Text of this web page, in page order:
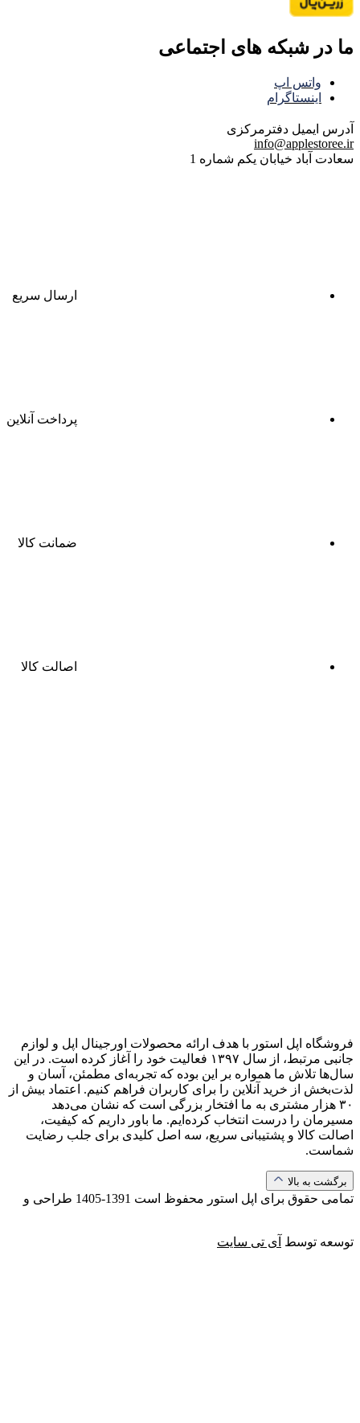
ما در شبکه های اجتماعی
واتس اپ
اینستاگرام
آدرس ایمیل دفترمرکزی
info@applestoree.ir
سعادت آباد خیابان یکم شماره 1
ارسال سریع
پرداخت آنلاین
ضمانت کالا
اصالت کالا
فروشگاه اپل استور با هدف ارائه‌ محصولات اورجینال اپل و لوازم
جانبی مرتبط، از سال ۱۳۹۷ فعالیت خود را آغاز کرده است. در این
سال‌ها تلاش ما همواره بر این بوده که تجربه‌ای مطمئن، آسان و
لذت‌بخش از خرید آنلاین را برای کاربران فراهم کنیم. اعتماد بیش از
۳۰ هزار مشتری به ما افتخار بزرگی است که نشان می‌دهد
مسیرمان را درست انتخاب کرده‌ایم. ما باور داریم که کیفیت،
اصالت کالا و پشتیبانی سریع، سه اصل کلیدی برای جلب رضایت
شماست.
برگشت به بالا
تمامی حقوق برای اپل استور محفوظ است 1391-1405 طراحی و
توسعه توسط آی تی سایت